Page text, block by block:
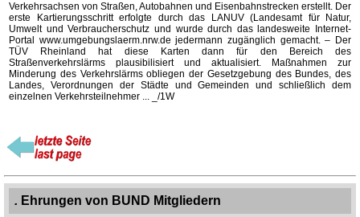
Verkehrsachsen von Straßen, Autobahnen und Eisenbahnstrecken erstellt. Der
erste Kartierungsschritt erfolgte durch das LANUV (Landesamt für Natur,
Umwelt und Verbraucherschutz und wurde durch das landesweite Internet-
Portal www.umgebungslaerm.nrw.de jedermann zugänglich gemacht. – Der
TÜV Rheinland hat diese Karten dann für den Bereich des
Straßenverkehrslärms plausibilisiert und aktualisiert. Maßnahmen zur
Minderung des Verkehrslärms obliegen der Gesetzgebung des Bundes, des
Landes, Verordnungen der Städte und Gemeinden und schließlich dem
einzelnen Verkehrsteilnehmer ... _/1W
. Ehrungen von BUND Mitgliedern